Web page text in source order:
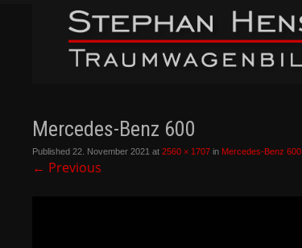
Mercedes-Benz 600
Published22. November 2021 at2560 × 1707 in Mercedes-Benz 600
← Previous